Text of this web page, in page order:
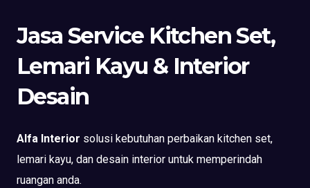
Jasa Service Kitchen Set,
Lemari Kayu & Interior
Desain
Alfa Interior solusi kebutuhan perbaikan kitchen set,
lemari kayu, dan desain interior untuk memperindah
ruangan anda.